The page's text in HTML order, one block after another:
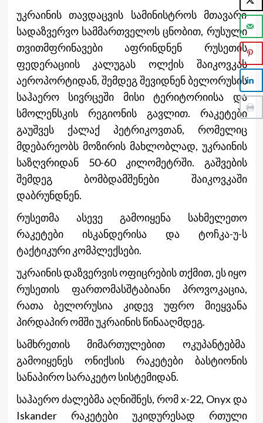
უკრაინის თავდაცვის სამინისტროს მთავარი
სადაზვერვო სამმართველოს ცნობით, რუსული
თვითმფრინავები აფრინდნენ რუსეთის
ფედერაციის კალუგას ოლქის შაიკოვკას
აეროპორტიდან, შემდეგ შევიდნენ ბელორუსის
საჰაერო სივრცეში მისი ტერიტორიისა და
სმოლენსკის რეგიონის გავლით. რაკეტები
გაუშვეს ქალაქ პეტრიკოვთან, რომელიც
მდებარეობს მოზირის მახლობლად, უკრაინის
საზღვრიდან 50-60 კილომეტრში. გაშვების
შემდეგ ბომბდამშენები შაიკოვკაში
დაბრუნდნენ.
რუსეთმა ასევე გამოიყენა სახმელეთო
რაკეტები ისკანდერისა და ტოჩკა-უ-ს
ტაქტიკური კომპლექსები.
უკრაინის დაზვერვის ოფიცრების თქმით, ეს იყო
რუსეთის ფართომასშტაბიანი პროვოკაცია,
რათა ბელორუსია კიდევ უფრო მიეყვანა
პირდაპირ ომში უკრაინის წინააღმდეგ.
სამხრეთის მიმართულებით ოკუპანტებმა
გამოიყენეს ონიქსის რაკეტები ბასტიონის
სანაპირო სარაკეტო სისტემიდან.
საჰაერო ძალებმა აღნიშნეს, რომ x-22, Onyx და
Iskander რაკეტები უკიდურესად რთული